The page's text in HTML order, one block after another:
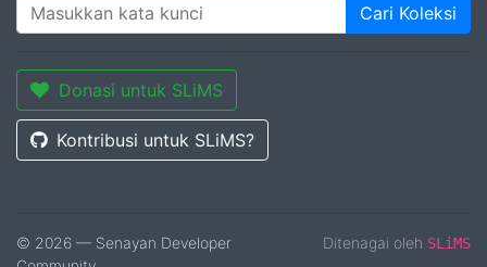
Cari Koleksi
Donasi untuk SLiMS
Kontribusi untuk SLiMS?
© 2026 — Senayan Developer
Ditenagai oleh SLiMS